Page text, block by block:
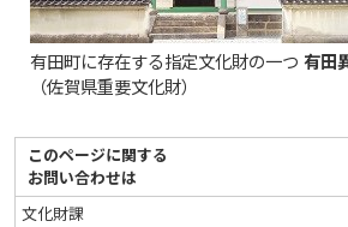
有田町に存在する指定文化財の一つ有田
（佐賀県重要文化財）
このページに関する
お問い合わせは
文化財課